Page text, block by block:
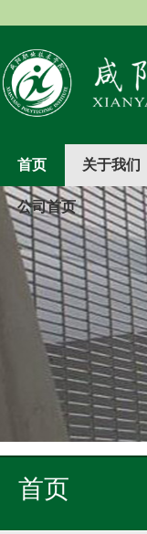
首页 关于我们
公司首页
首页